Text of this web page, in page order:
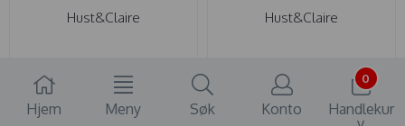
Hjem Meny Søk Konto
0
Handlekur
BUKSE ULL ...
Hust&Claire
165,-
BUKSE ULL ...
Hust&Claire
349,-